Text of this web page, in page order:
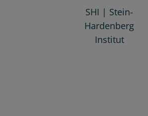
SHI | Stein-
Hardenberg
Institut